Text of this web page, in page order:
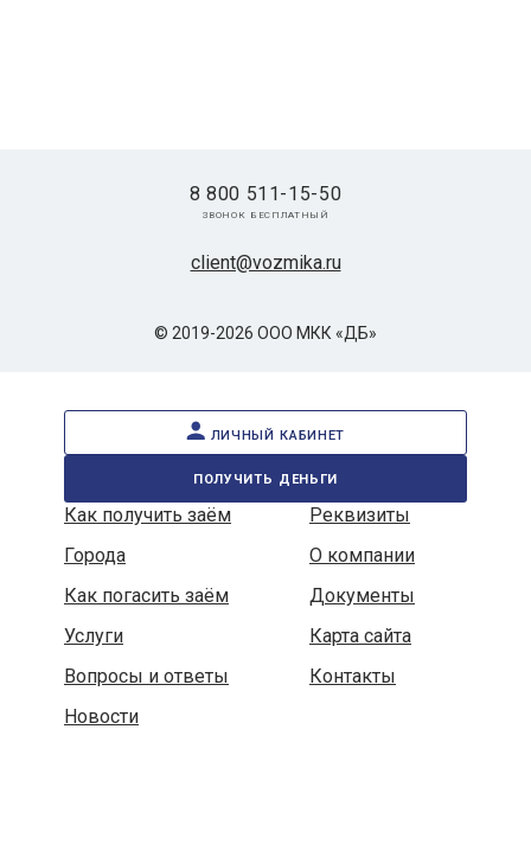
© 2019-2026 ООО МКК «ДБ»
client@vozmika.ru
8 800 511-15-50
звонок бесплатный
личный кабинет
получить деньги
Как получить заём
Реквизиты
Города
О компании
Как погасить заём
Документы
Услуги
Карта сайта
Вопросы и ответы
Контакты
Новости